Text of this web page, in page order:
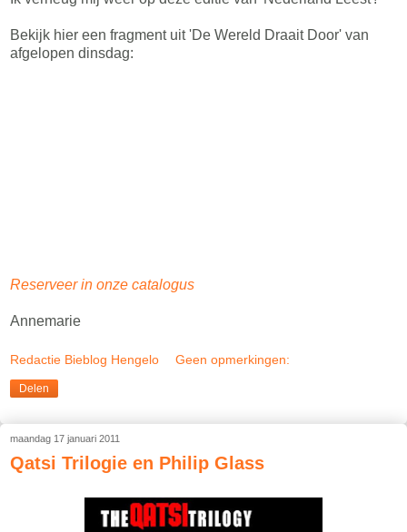
Bekijk hier een fragment uit 'De Wereld Draait Door' van
afgelopen dinsdag:
Reserveer in onze catalogus
Annemarie
Redactie Bieblog Hengelo Geen opmerkingen:
Delen
maandag 17 januari 2011
Qatsi Trilogie en Philip Glass